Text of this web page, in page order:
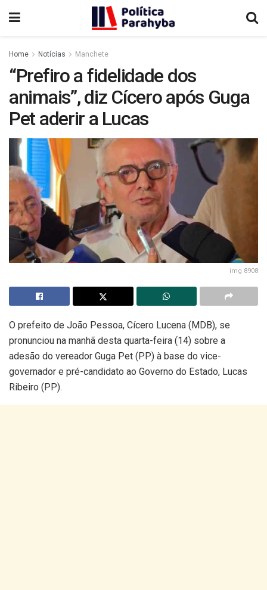
Home Notícias Manchete
“Prefiro a fidelidade dos
animais”, diz Cícero após Guga
Pet aderir a Lucas
img 8908
O prefeito de João Pessoa, Cícero Lucena (MDB), se
pronunciou na manhã desta quarta-feira (14) sobre a
adesão do vereador Guga Pet (PP) à base do vice-
governador e pré-candidato ao Governo do Estado, Lucas
Ribeiro (PP).